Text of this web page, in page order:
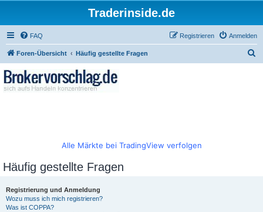
Traderinside.de
FAQ Anmelden
Registrieren
Foren-Übersicht Häufig gestellte Fragen
Alle Märkte bei TradingView verfolgen
Häufig gestellte Fragen
Registrierung und Anmeldung
Wozu muss ich mich registrieren?
Was ist COPPA?